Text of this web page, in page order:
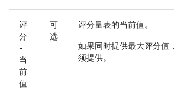
评
分
-
当
前
值
可
选
评分量表的当前值。
如果同时提供最大评分值
须提供。